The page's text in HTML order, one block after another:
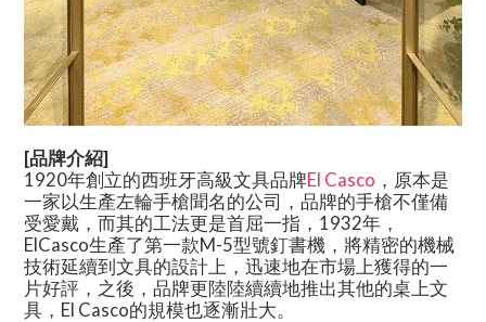
[品牌介紹]
1920年創立的西班牙高級文具品牌El Casco ，原本是
一家以生產左輪手槍聞名的公司，品牌的手槍不僅備
受愛戴，而其的工法更是首屈一指， 1932年，
ElCasco生產了第一款M-5型號釘書機，將精密的機械
技術延續到文具的設計上，迅速地在市場上獲得的一
片好評，之後，品牌更陸陸續續地推出其他的桌上文
具， El Casco的規模也逐漸壯大。